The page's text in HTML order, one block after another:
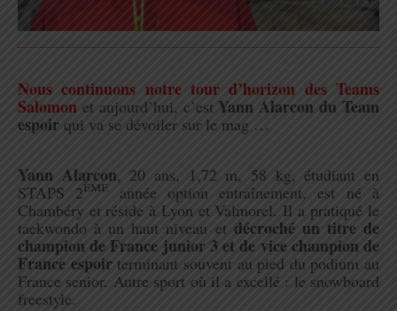
Nous continuons notre tour d’horizon des Teams
Salomon et aujourd’hui, c’estYann Alarcon du Team
espoir qui va se dévoiler sur le mag …
Yann Alarcon, 20 ans, 1,72 m, 58 kg,étudiant en
STAPS 2ème année option entraînement, est né à
Chambéry et réside à Lyon et Valmorel. Il a pratiqué le
taekwondo à un haut niveau et décroché un titre de
champion de France junior 3 et de vice champion de
France espoirterminant souvent au pied du podium au
France senior. Autre sport où il a excellé : le snowboard
freestyle.